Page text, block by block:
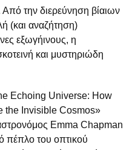
Από την διερεύνηση βίαιων
(και αναζήτηση)
εξωγήινους, η
και μυστηριώδη
Echoing Universe: How
the Invisible Cosmos»
Emma Chapman
πέπλο του οπτικού